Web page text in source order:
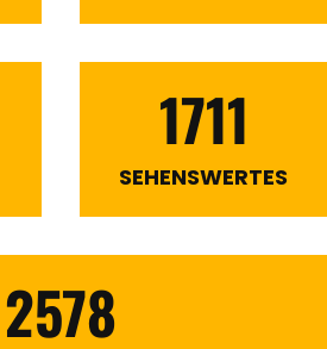
1711
SEHENSWERTES
2578